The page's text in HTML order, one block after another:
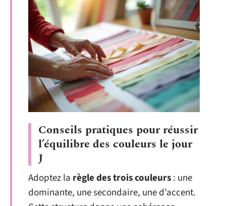
Conseils pratiques pour réussir
l’équilibre des couleurs le jour
J
Adoptez la règle des trois couleurs: une
dominante, une secondaire, une d’accent.